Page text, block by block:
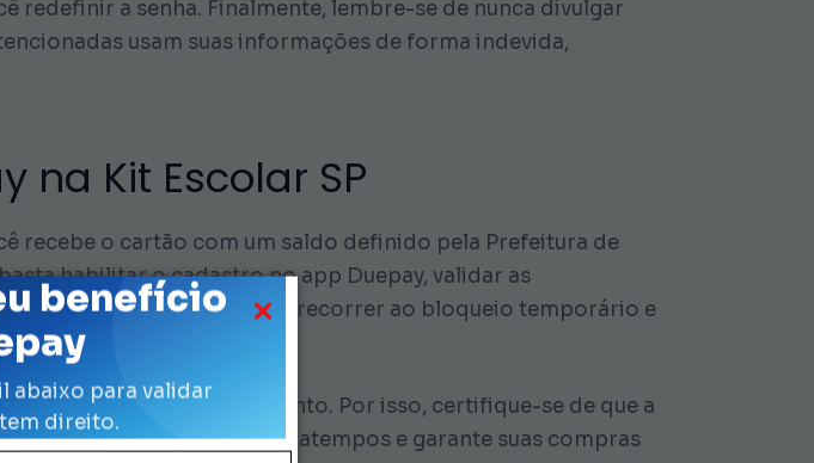
benefício
abaixo para validar
direito.
a senha. Finalmente, lembre-se de nunca divulgar
usam suas informações de forma indevida,
na Kit Escolar SP
recebe o cartão com um saldo definido pela Prefeitura de
habilitar o cadastro no app Duepay, validar as
Além disso, você pode recorrer ao bloqueio temporário e
para validar o pagamento. Por isso, certifique-se de que a
forma, você evita contratempos e garante suas compras